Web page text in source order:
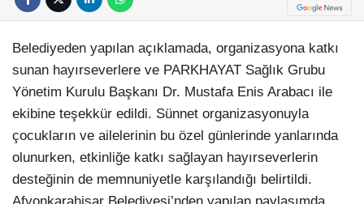
Belediyeden yapılan açıklamada, organizasyona katkı
sunan hayırseverlere ve PARKHAYAT Sağlık Grubu
Yönetim Kurulu Başkanı Dr. Mustafa Enis Arabacı ile
ekibine teşekkür edildi. Sünnet organizasyonuyla
çocukların ve ailelerinin bu özel günlerinde yanlarında
olunurken, etkinliğe katkı sağlayan hayırseverlerin
desteğinin de memnuniyetle karşılandığı belirtildi.